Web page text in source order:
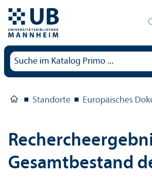
Standorte Europäisches
Gesamtbestand